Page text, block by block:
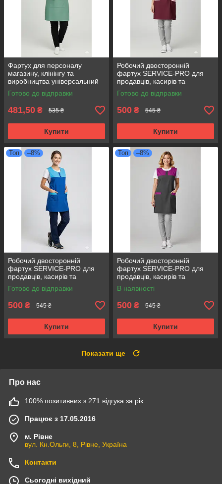
Фартух для персоналу
магазину, клінінгу та
виробництва універсальний
розмір оливковий
Готово до відправки
481,50 ₴ 535 ₴
Купити
Робочий двосторонній
фартух SERVICE-PRO для
продавців, касирів та
прибиральниць,
універсальний розмір
Готово до відправки
500 ₴ 545 ₴
Купити
Топ –8%
Робочий двосторонній
фартух SERVICE-PRO для
продавців, касирів та
прибиральниць,
універсальний розмір синій
Готово до відправки
500 ₴ 545 ₴
Купити
Топ –8%
Робочий двосторонній
фартух SERVICE-PRO для
продавців, касирів та
прибиральниць,
універсальний розмір сірий
В наявності
500 ₴ 545 ₴
Купити
Показати ще
Про нас
100% позитивних з 271 відгука за рік
Працює з 17.05.2016
м. Рівне
вул. Кн.Ольги, 8, Рівне, Україна
Контакти
Сьогодні вихідний